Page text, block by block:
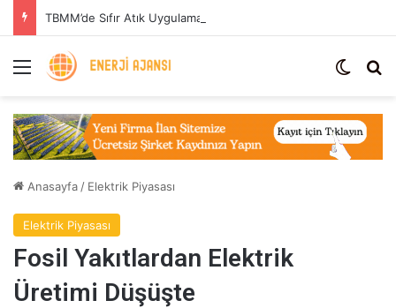
Menü Dış
Anasayfa / Elektrik Piyasası
Elektrik Piyasası
Fosil Yakıtlardan Elektrik
Üretimi Düşüşte